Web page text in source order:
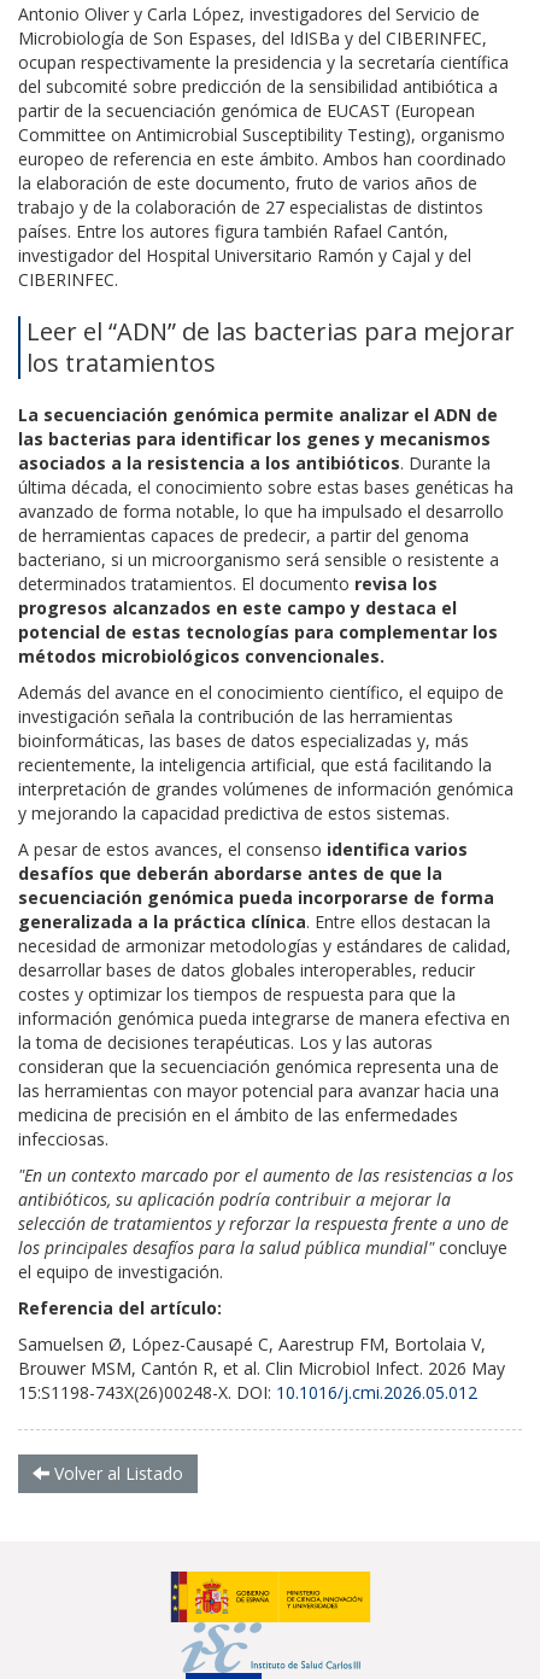
Antonio Oliver y Carla López, investigadores del Servicio de
Microbiología de Son Espases, del IdISBa y del CIBERINFEC,
ocupan respectivamente la presidencia y la secretaría científica
del subcomité sobre predicción de la sensibilidad antibiótica a
partir de la secuenciación genómica de EUCAST (European
Committee on Antimicrobial Susceptibility Testing), organismo
europeo de referencia en este ámbito. Ambos han coordinado
la elaboración de este documento, fruto de varios años de
trabajo y de la colaboración de 27 especialistas de distintos
países. Entre los autores figura también Rafael Cantón,
investigador del Hospital Universitario Ramón y Cajal y del
CIBERINFEC.
Leer el “ADN” de las bacterias para mejorar
los tratamientos
La secuenciación genómica permite analizar el ADN de
las bacterias para identificar los genes y mecanismos
asociados a la resistencia a los antibióticos. Durante la
última década, el conocimiento sobre estas bases genéticas ha
avanzado de forma notable, lo que ha impulsado el desarrollo
de herramientas capaces de predecir, a partir del genoma
bacteriano, si un microorganismo será sensible o resistente a
determinados tratamientos. El documento revisa los
progresos alcanzados en este campo y destaca el
potencial de estas tecnologías para complementar los
métodos microbiológicos convencionales.
Además del avance en el conocimiento científico, el equipo de
investigación señala la contribución de las herramientas
bioinformáticas, las bases de datos especializadas y, más
recientemente, la inteligencia artificial, que está facilitando la
interpretación de grandes volúmenes de información genómica
y mejorando la capacidad predictiva de estos sistemas.
A pesar de estos avances, el consenso identifica varios
desafíos que deberán abordarse antes de que la
secuenciación genómica pueda incorporarse de forma
generalizada a la práctica clínica. Entre ellos destacan la
necesidad de armonizar metodologías y estándares de calidad,
desarrollar bases de datos globales interoperables, reducir
costes y optimizar los tiempos de respuesta para que la
información genómica pueda integrarse de manera efectiva en
la toma de decisiones terapéuticas. Los y las autoras
consideran que la secuenciación genómica representa una de
las herramientas con mayor potencial para avanzar hacia una
medicina de precisión en el ámbito de las enfermedades
infecciosas.
"En un contexto marcado por el aumento de las resistencias a los
antibióticos, su aplicación podría contribuir a mejorar la
selección de tratamientos y reforzar la respuesta frente a uno de
los principales desafíos para la salud pública mundial"concluye
el equipo de investigación.
Referencia del artículo:
Samuelsen Ø, López-Causapé C, Aarestrup FM, Bortolaia V,
Brouwer MSM, Cantón R, et al. Clin Microbiol Infect. 2026 May
15:S1198-743X(26)00248-X. DOI: 10.1016/j.cmi.2026.05.012
Volver al Listado